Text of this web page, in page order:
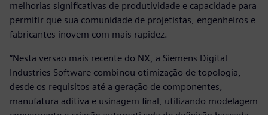
melhorias significativas de produtividade e capacidade para
permitir que sua comunidade de projetistas, engenheiros e
fabricantes inovem com mais rapidez.
“Nesta versão mais recente do NX, a Siemens Digital
Industries Software combinou otimização de topologia,
desde os requisitos até a geração de componentes,
manufatura aditiva e usinagem final, utilizando modelagem